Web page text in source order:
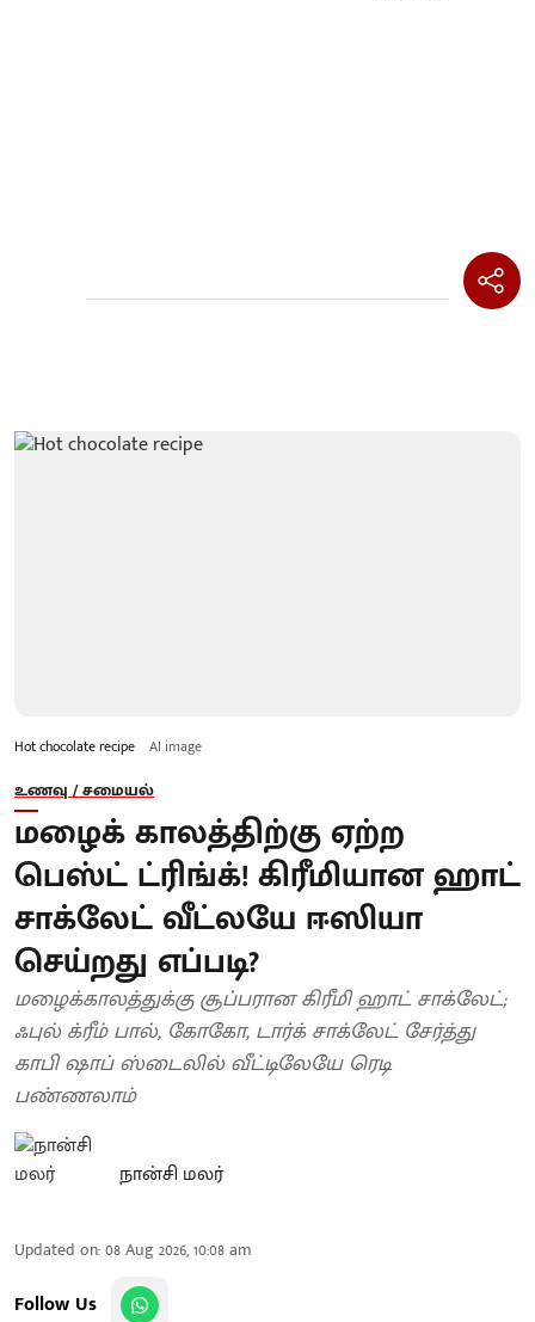
Hot chocolate recipe AI image
உணவு / சமையல்
மழைக் காலத்திற்கு ஏற்ற
பெஸ்ட் ட்ரிங்க்! கிரீமியான ஹாட்
சாக்லேட் வீட்லயே ஈஸியா
செய்றது எப்படி?
மழைக்காலத்துக்கு சூப்பரான கிரீமி ஹாட் சாக்லேட்;
ஃபுல் க்ரீம் பால், கோகோ, டார்க் சாக்லேட் சேர்த்து
காபி ஷாப் ஸ்டைலில் வீட்டிலேயே ரெடி
பண்ணலாம்
நான்சி மலர்
Updated on:08 Aug 2026, 10:08 am
Follow Us